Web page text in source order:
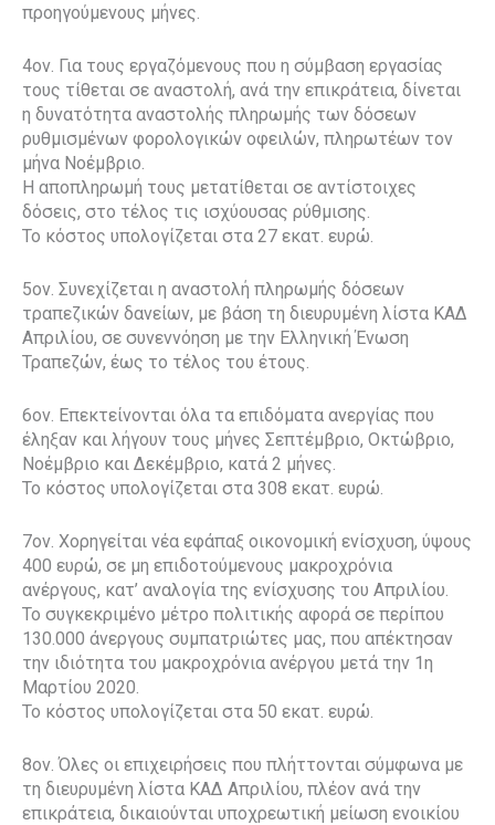
προηγούμενους μήνες.
4ον. Για τους εργαζόμενους που η σύμβαση εργασίας
τους τίθεται σε αναστολή, ανά την επικράτεια, δίνεται
η δυνατότητα αναστολής πληρωμής των δόσεων
ρυθμισμένων φορολογικών οφειλών, πληρωτέων τον
μήνα Νοέμβριο.
Η αποπληρωμή τους μετατίθεται σε αντίστοιχες
δόσεις, στο τέλος τις ισχύουσας ρύθμισης.
Το κόστος υπολογίζεται στα 27 εκατ. ευρώ.
5ον. Συνεχίζεται η αναστολή πληρωμής δόσεων
τραπεζικών δανείων, με βάση τη διευρυμένη λίστα ΚΑΔ
Απριλίου, σε συνεννόηση με την Ελληνική Ένωση
Τραπεζών, έως το τέλος του έτους.
6ον. Επεκτείνονται όλα τα επιδόματα ανεργίας που
έληξαν και λήγουν τους μήνες Σεπτέμβριο, Οκτώβριο,
Νοέμβριο και Δεκέμβριο, κατά 2 μήνες.
Το κόστος υπολογίζεται στα 308 εκατ. ευρώ.
7ον. Χορηγείται νέα εφάπαξ οικονομική ενίσχυση, ύψους
400 ευρώ, σε μη επιδοτούμενους μακροχρόνια
ανέργους, κατ’ αναλογία της ενίσχυσης του Απριλίου.
Το συγκεκριμένο μέτρο πολιτικής αφορά σε περίπου
130.000 άνεργους συμπατριώτες μας, που απέκτησαν
την ιδιότητα του μακροχρόνια ανέργου μετά την 1η
Μαρτίου 2020.
Το κόστος υπολογίζεται στα 50 εκατ. ευρώ.
8ον. Όλες οι επιχειρήσεις που πλήττονται σύμφωνα με
τη διευρυμένη λίστα ΚΑΔ Απριλίου, πλέον ανά την
επικράτεια, δικαιούνται υποχρεωτική μείωση ενοικίου